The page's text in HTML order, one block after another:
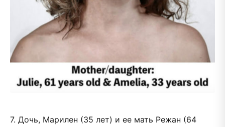
7. Дочь, Марилен (35 лет) и ее мать Режан (64